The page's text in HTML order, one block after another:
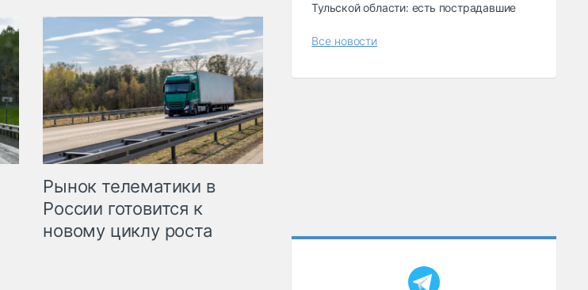
Рынок телематики в
России готовится к
новому циклу роста
Тульской области: есть пострадавшие
Все новости